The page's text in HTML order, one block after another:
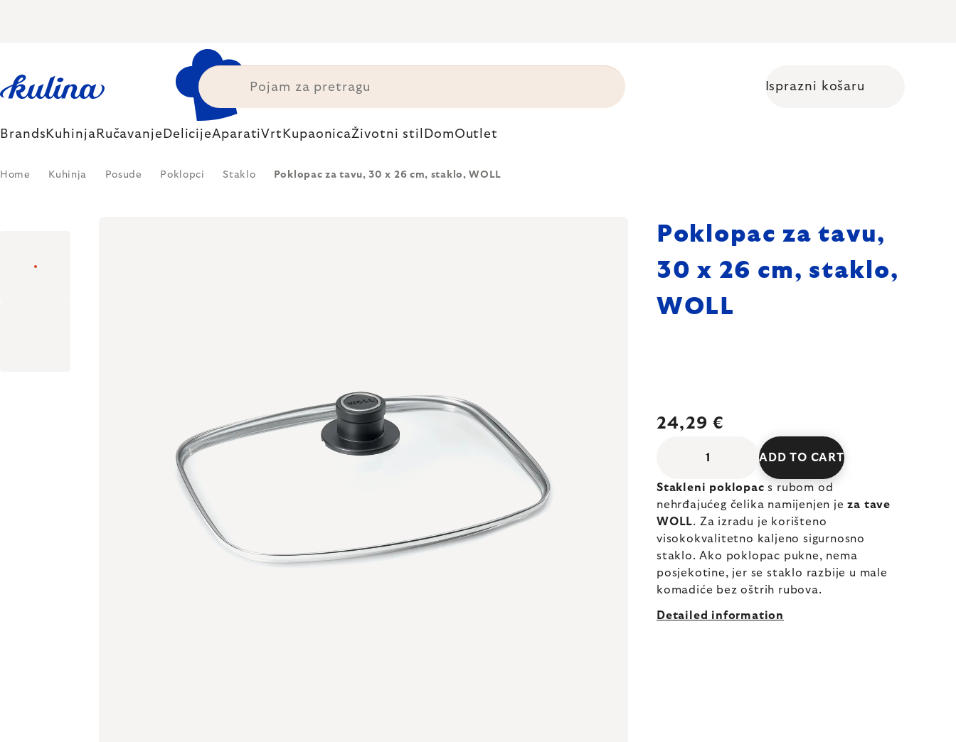
Isprazni košaru
Brands Kuhinja Ručavanje DelicijeAparatiVrt KupaonicaŽivotni stil DomOutlet
Home Kuhinja Posude Poklopci Staklo Poklopac za tavu, 30 x 26 cm, staklo, WOLL
Poklopac za tavu,
30 x 26 cm, staklo,
WOLL
24,29 €
ADD TO CART
Stakleni poklopacs rubom od
nehrđajućeg čelika namijenjen jeza tave
WOLL. Za izradu je korišteno
visokokvalitetno kaljeno sigurnosno
staklo. Ako poklopac pukne, nema
posjekotine, jer se staklo razbije u male
komadiće bez oštrih rubova.
Detailed information